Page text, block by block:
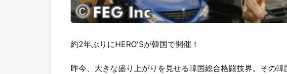
約2年ぶりにHERO'Sが韓国で開催！
昨今、大きな盛り上がりを見せる韓国総合格闘技界。その韓